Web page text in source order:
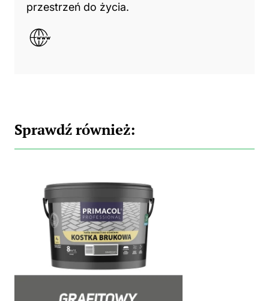
przestrzeń do życia.
Sprawdź również: